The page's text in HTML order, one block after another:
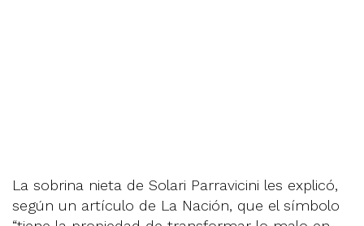
La sobrina nieta de Solari Parravicini les explicó,
según un artículo de La Nación, que el símbolo